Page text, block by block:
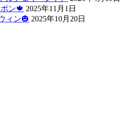
ン🍁 2025年11月1日
ィン🎃 2025年10月20日